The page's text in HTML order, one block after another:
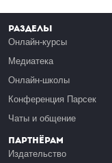
Разделы
Онлайн-курсы
Медиатека
Онлайн-школы
Конференция Парсек
Чаты и общение
Партнёрам
Издательство